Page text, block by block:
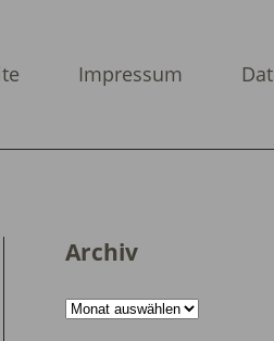
Impressum
Archiv
Archiv